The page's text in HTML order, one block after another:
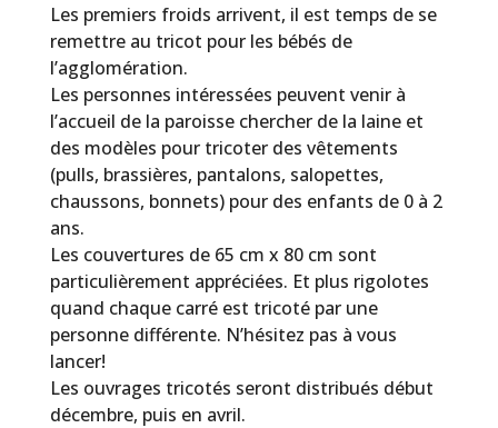
Les premiers froids arrivent, il est temps de se
remettre au tricot pour les bébés de
l’agglomération.
Les personnes intéressées peuvent venir à
l’accueil de la paroisse chercher de la laine et
des modèles pour tricoter des vêtements
(pulls, brassières, pantalons, salopettes,
chaussons, bonnets) pour des enfants de 0 à 2
ans.
Les couvertures de 65 cm x 80 cm sont
particulièrement appréciées. Et plus rigolotes
quand chaque carré est tricoté par une
personne différente. N’hésitez pas à vous
lancer!
Les ouvrages tricotés seront distribués début
décembre, puis en avril.